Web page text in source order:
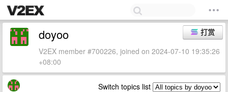
打赏
doyoo
V2EX member #700226, joined on 2024-07-10 19:35:26
+08:00
Switch topics list